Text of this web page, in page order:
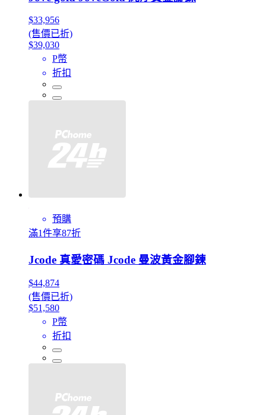
$33,956
(售價已折)
$39,030
P幣
折扣
預購
滿1件享87折
Jcode 真愛密碼 Jcode 曼波黃金腳鍊
$44,874
(售價已折)
$51,580
P幣
折扣